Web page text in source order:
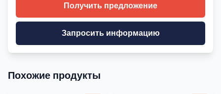
Получить предложение
Запросить информацию
Похожие продукты